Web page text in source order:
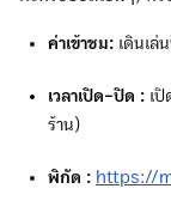
https://
16. ตลาดปล